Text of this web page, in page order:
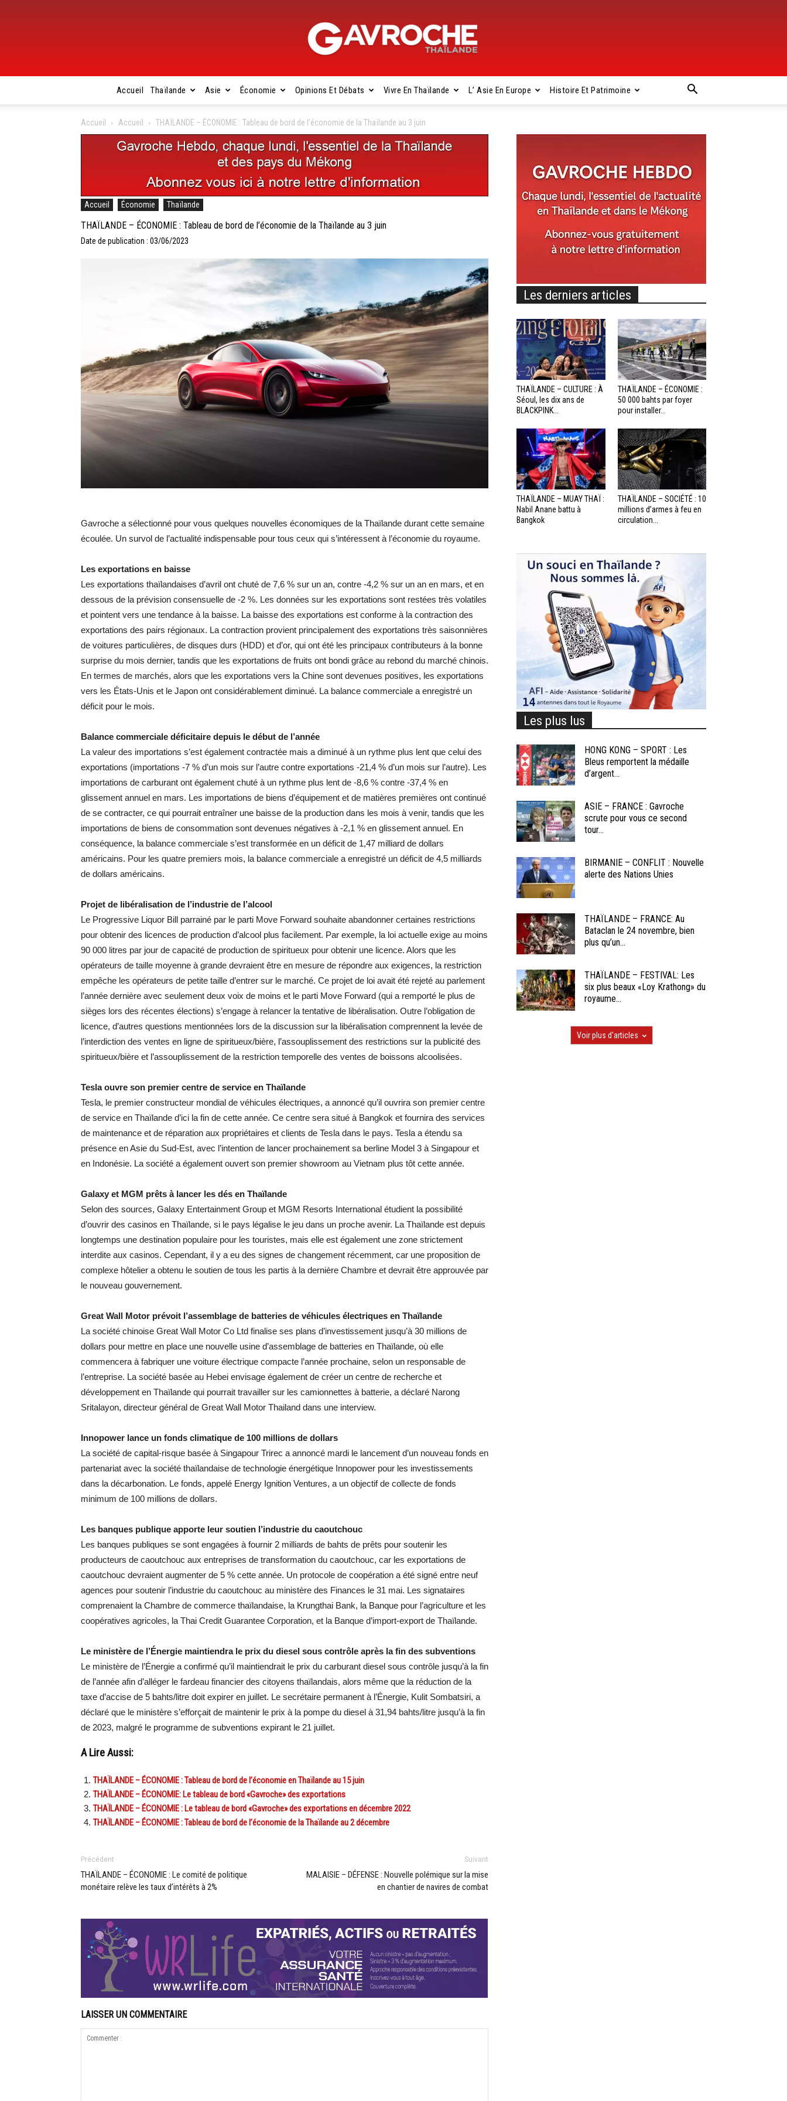
Gavroche
Accueil Thaïlande Asie Économie Opinions Et Débats Vivre En Thaïlande L’ Asie En Europe Histoire Et Patrimoine
Accueil Accueil THAÏLANDE – ÉCONOMIE : Tableau de bord de l’économie de la Thaïlande au 3 juin
Accueil Économie Thaïlande
THAÏLANDE – ÉCONOMIE : Tableau de bord de l’économie de la Thaïlande au 3 juin
Date de publication : 03/06/2023
Gavroche a sélectionné pour vous quelques nouvelles économiques de la Thaïlande durant cette semaine
écoulée. Un survol de l’actualité indispensable pour tous ceux qui s’intéressent à l’économie du royaume.
Les exportations en baisse
Les exportations thaïlandaises d’avril ont chuté de 7,6 % sur un an, contre -4,2 % sur un an en mars, et en
dessous de la prévision consensuelle de -2 %. Les données sur les exportations sont restées très volatiles
et pointent vers une tendance à la baisse. La baisse des exportations est conforme à la contraction des
exportations des pairs régionaux. La contraction provient principalement des exportations très saisonnières
de voitures particulières, de disques durs (HDD) et d’or, qui ont été les principaux contributeurs à la bonne
surprise du mois dernier, tandis que les exportations de fruits ont bondi grâce au rebond du marché chinois.
En termes de marchés, alors que les exportations vers la Chine sont devenues positives, les exportations
vers les États-Unis et le Japon ont considérablement diminué. La balance commerciale a enregistré un
déficit pour le mois.
Balance commerciale déficitaire depuis le début de l’année
La valeur des importations s’est également contractée mais a diminué à un rythme plus lent que celui des
exportations (importations -7 % d’un mois sur l’autre contre exportations -21,4 % d’un mois sur l’autre). Les
importations de carburant ont également chuté à un rythme plus lent de -8,6 % contre -37,4 % en
glissement annuel en mars. Les importations de biens d’équipement et de matières premières ont continué
de se contracter, ce qui pourrait entraîner une baisse de la production dans les mois à venir, tandis que les
importations de biens de consommation sont devenues négatives à -2,1 % en glissement annuel. En
conséquence, la balance commerciale s’est transformée en un déficit de 1,47 milliard de dollars
américains. Pour les quatre premiers mois, la balance commerciale a enregistré un déficit de 4,5 milliards
de dollars américains.
Projet de libéralisation de l’industrie de l’alcool
Le Progressive Liquor Bill parrainé par le parti Move Forward souhaite abandonner certaines restrictions
pour obtenir des licences de production d’alcool plus facilement. Par exemple, la loi actuelle exige au moins
90 000 litres par jour de capacité de production de spiritueux pour obtenir une licence. Alors que les
opérateurs de taille moyenne à grande devraient être en mesure de répondre aux exigences, la restriction
empêche les opérateurs de petite taille d’entrer sur le marché. Ce projet de loi avait été rejeté au parlement
l’année dernière avec seulement deux voix de moins et le parti Move Forward (qui a remporté le plus de
sièges lors des récentes élections) s’engage à relancer la tentative de libéralisation. Outre l’obligation de
licence, d’autres questions mentionnées lors de la discussion sur la libéralisation comprennent la levée de
l’interdiction des ventes en ligne de spiritueux/bière, l’assouplissement des restrictions sur la publicité des
spiritueux/bière et l’assouplissement de la restriction temporelle des ventes de boissons alcoolisées.
Tesla ouvre son premier centre de service en Thaïlande
Tesla, le premier constructeur mondial de véhicules électriques, a annoncé qu’il ouvrira son premier centre
de service en Thaïlande d’ici la fin de cette année. Ce centre sera situé à Bangkok et fournira des services
de maintenance et de réparation aux propriétaires et clients de Tesla dans le pays. Tesla a étendu sa
présence en Asie du Sud-Est, avec l’intention de lancer prochainement sa berline Model 3 à Singapour et
en Indonésie. La société a également ouvert son premier showroom au Vietnam plus tôt cette année.
Galaxy et MGM prêts à lancer les dés en Thaïlande
Selon des sources, Galaxy Entertainment Group et MGM Resorts International étudient la possibilité
d’ouvrir des casinos en Thaïlande, si le pays légalise le jeu dans un proche avenir. La Thaïlande est depuis
longtemps une destination populaire pour les touristes, mais elle est également une zone strictement
interdite aux casinos. Cependant, il y a eu des signes de changement récemment, car une proposition de
complexe hôtelier a obtenu le soutien de tous les partis à la dernière Chambre et devrait être approuvée par
le nouveau gouvernement.
Great Wall Motor prévoit l’assemblage de batteries de véhicules électriques en Thaïlande
La société chinoise Great Wall Motor Co Ltd finalise ses plans d’investissement jusqu’à 30 millions de
dollars pour mettre en place une nouvelle usine d’assemblage de batteries en Thaïlande, où elle
commencera à fabriquer une voiture électrique compacte l’année prochaine, selon un responsable de
l’entreprise. La société basée au Hebei envisage également de créer un centre de recherche et
développement en Thaïlande qui pourrait travailler sur les camionnettes à batterie, a déclaré Narong
Sritalayon, directeur général de Great Wall Motor Thailand dans une interview.
Innopower lance un fonds climatique de 100 millions de dollars
La société de capital-risque basée à Singapour Trirec a annoncé mardi le lancement d’un nouveau fonds en
partenariat avec la société thaïlandaise de technologie énergétique Innopower pour les investissements
dans la décarbonation. Le fonds, appelé Energy Ignition Ventures, a un objectif de collecte de fonds
minimum de 100 millions de dollars.
Les banques publique apporte leur soutien l’industrie du caoutchouc
Les banques publiques se sont engagées à fournir 2 milliards de bahts de prêts pour soutenir les
producteurs de caoutchouc aux entreprises de transformation du caoutchouc, car les exportations de
caoutchouc devraient augmenter de 5 % cette année. Un protocole de coopération a été signé entre neuf
agences pour soutenir l’industrie du caoutchouc au ministère des Finances le 31 mai. Les signataires
comprenaient la Chambre de commerce thaïlandaise, la Krungthai Bank, la Banque pour l’agriculture et les
coopératives agricoles, la Thai Credit Guarantee Corporation, et la Banque d’import-export de Thaïlande.
Le ministère de l’Énergie maintiendra le prix du diesel sous contrôle après la fin des subventions
Le ministère de l’Énergie a confirmé qu’il maintiendrait le prix du carburant diesel sous contrôle jusqu’à la fin
de l’année afin d’alléger le fardeau financier des citoyens thaïlandais, alors même que la réduction de la
taxe d’accise de 5 bahts/litre doit expirer en juillet. Le secrétaire permanent à l’Énergie, Kulit Sombatsiri, a
déclaré que le ministère s’efforçait de maintenir le prix à la pompe du diesel à 31,94 bahts/litre jusqu’à la fin
de 2023, malgré le programme de subventions expirant le 21 juillet.
A Lire Aussi:
THAÏLANDE – ÉCONOMIE : Tableau de bord de l’économie en Thaïlande au 15 juin
THAÏLANDE – ÉCONOMIE: Le tableau de bord «Gavroche» des exportations
THAÏLANDE – ÉCONOMIE : Le tableau de bord «Gavroche» des exportations en décembre 2022
THAÏLANDE – ÉCONOMIE : Tableau de bord de l’économie de la Thaïlande au 2 décembre
Précédent
THAÏLANDE – ÉCONOMIE : Le comité de politique
monétaire relève les taux d’intérêts à 2%
Suivant
MALAISIE – DÉFENSE : Nouvelle polémique sur la mise
en chantier de navires de combat
LAISSER UN COMMENTAIRE
Les derniers articles
THAÏLANDE – CULTURE : À
Séoul, les dix ans de
BLACKPINK...
THAÏLANDE – ÉCONOMIE :
50 000 bahts par foyer
pour installer...
THAÏLANDE – MUAY THAÏ :
Nabil Anane battu à
Bangkok
THAÏLANDE – SOCIÉTÉ : 10
millions d’armes à feu en
circulation...
Les plus lus
HONG KONG – SPORT : Les
Bleus remportent la médaille
d’argent...
ASIE – FRANCE : Gavroche
scrute pour vous ce second
tour...
BIRMANIE – CONFLIT : Nouvelle
alerte des Nations Unies
THAÏLANDE – FRANCE: Au
Bataclan le 24 novembre, bien
plus qu’un...
THAÏLANDE – FESTIVAL: Les
six plus beaux «Loy Krathong» du
royaume...
Voir plus d'articles